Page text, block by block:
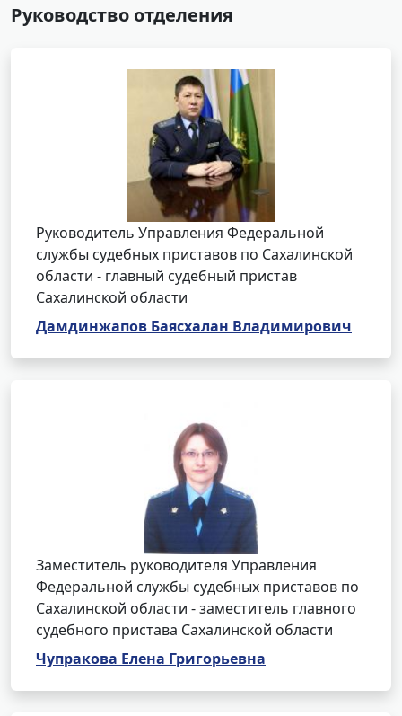
Руководство отделения
Руководитель Управления Федеральной
службы судебных приставов по Сахалинской
области - главный судебный пристав
Сахалинской области
Дамдинжапов Баясхалан Владимирович
Заместитель руководителя Управления
Федеральной службы судебных приставов по
Сахалинской области - заместитель главного
судебного пристава Сахалинской области
Чупракова Елена Григорьевна